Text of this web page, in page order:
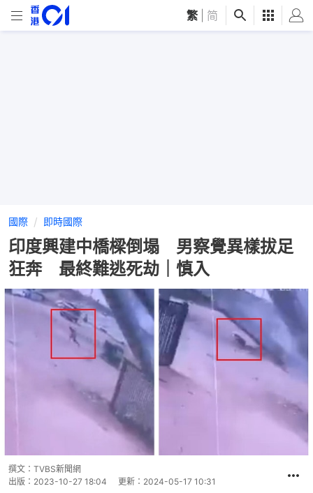
繁 简
國際 即時國際
印度興建中橋樑倒塌 男察覺異樣拔足
狂奔 最終難逃死劫｜慎入
撰文： TVBS新聞網
出版： 2023-10-27 18:04 更新： 2024-05-17 10:31